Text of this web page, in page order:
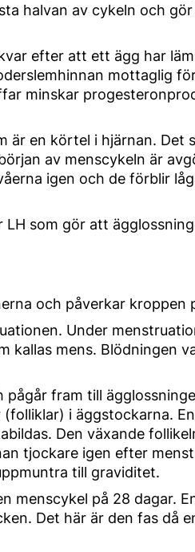
halvan av cykeln och
efter att ett ägg har
mottaglig
minskar
är en körtel i hjärnan. Det
av menscykeln är
igen och de förblir
som gör att
och påverkar kroppen
Under
kallas mens. Blödningen
fram till
i äggstockarna.
Den växande
tjockare igen efter
till graviditet.
menscykel på 28 dagar.
Det här är den fas då